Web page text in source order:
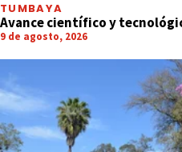
TUMBAYA
Avance científico y
9 de agosto, 2026